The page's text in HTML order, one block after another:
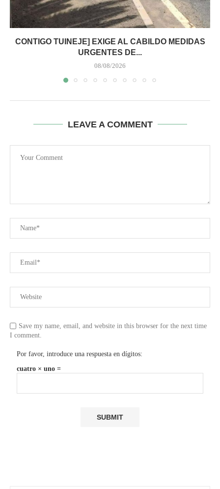
CONTIGO TUINEJE] EXIGE AL CABILDO MEDIDAS
URGENTES DE...
08/08/2026
LEAVE A COMMENT
Save my name, email, and website in this browser for the next time
I comment.
Por favor, introduce una respuesta en dígitos:
cuatro × uno =